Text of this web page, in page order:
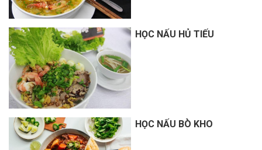
HỌC NẤU HỦ TIẾU
HỌC NẤU BÒ KHO